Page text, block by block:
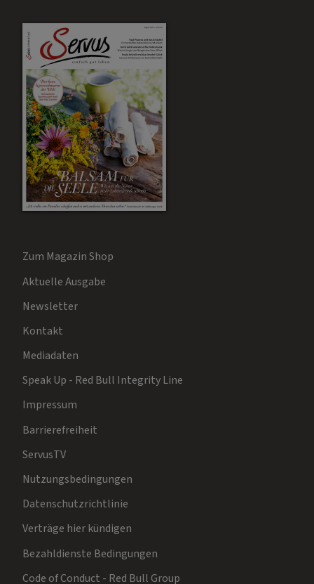
Zum Magazin Shop
Aktuelle Ausgabe
Newsletter
Kontakt
Mediadaten
Speak Up - Red Bull Integrity Line
Impressum
Barrierefreiheit
ServusTV
Nutzungsbedingungen
Datenschutzrichtlinie
Verträge hier kündigen
Bezahldienste Bedingungen
Code of Conduct - Red Bull Group